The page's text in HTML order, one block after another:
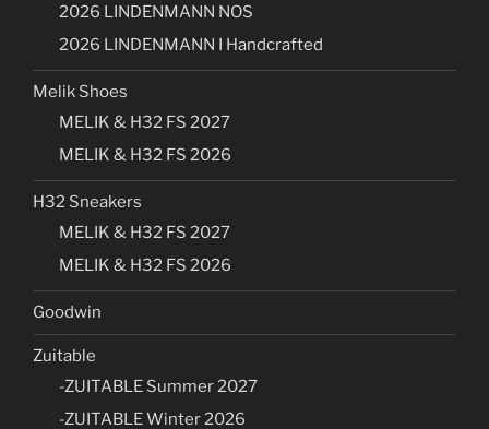
2026 LINDENMANN NOS
2026 LINDENMANN I Handcrafted
Melik Shoes
MELIK & H32 FS 2027
MELIK & H32 FS 2026
H32 Sneakers
MELIK & H32 FS 2027
MELIK & H32 FS 2026
Goodwin
Zuitable
-ZUITABLE Summer 2027
-ZUITABLE Winter 2026